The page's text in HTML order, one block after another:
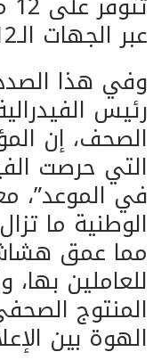
عبر الجهات الـ12 للملكة المغربية.
وفي هذا
رئيس
الصحف، إن
التي حرصت
في الموعد”،
الوطنية ما
مما عمق
للعاملين
المنتوج
الهوة بين